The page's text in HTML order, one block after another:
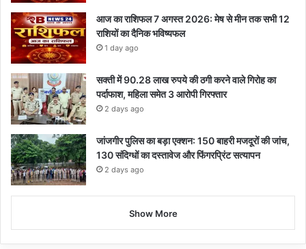
आज का राशिफल 7 अगस्त 2026: मेष से मीन तक सभी 12
राशियों का दैनिक भविष्यफल
1 day ago
सक्ती में 90.28 लाख रुपये की ठगी करने वाले गिरोह का
पर्दाफाश, महिला समेत 3 आरोपी गिरफ्तार
2 days ago
जांजगीर पुलिस का बड़ा एक्शन: 150 बाहरी मजदूरों की जांच,
130 संदिग्धों का दस्तावेज और फिंगरप्रिंट सत्यापन
2 days ago
Show More